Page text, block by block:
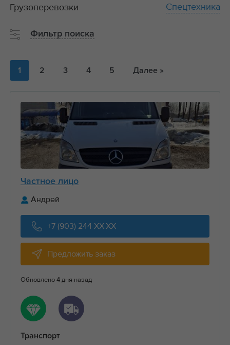
1 2 3 4 5 Далее »
Частное лицо
Андрей
+7 (903) 244-XX-XX
Предложить заказ
Обновлено 4 дня назад
Транспорт
Грузоперевозки Спецтехника
Фильтр поиска